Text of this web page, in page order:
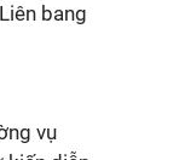
bang
vụ